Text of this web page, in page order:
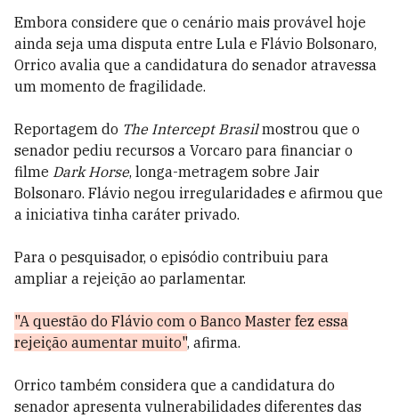
Embora considere que o cenário mais provável hoje
ainda seja uma disputa entre Lula e Flávio Bolsonaro,
Orrico avalia que a candidatura do senador atravessa
um momento de fragilidade.
Reportagem do The Intercept Brasilmostrou que o
senador pediu recursos a Vorcaro para financiar o
filme Dark Horse, longa-metragem sobre Jair
Bolsonaro. Flávio negou irregularidades e afirmou que
a iniciativa tinha caráter privado.
Para o pesquisador, o episódio contribuiu para
ampliar a rejeição ao parlamentar.
"A questão do Flávio com o Banco Master fez essa
rejeição aumentar muito", afirma.
Orrico também considera que a candidatura do
senador apresenta vulnerabilidades diferentes das